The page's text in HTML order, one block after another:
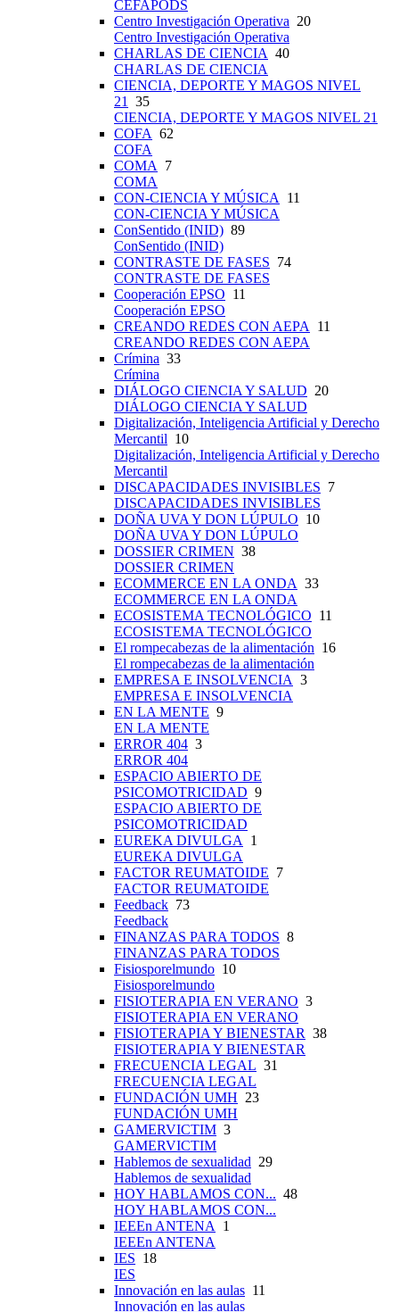
CEFAPODS
Centro Investigación Operativa 20
Centro Investigación Operativa
CHARLAS DE CIENCIA 40
CHARLAS DE CIENCIA
CIENCIA, DEPORTE Y MAGOS NIVEL
21
35
CIENCIA, DEPORTE Y MAGOS NIVEL 21
COFA 62
COFA
COMA
7
COMA
CON-CIENCIA Y MÚSICA
11
CON-CIENCIA Y MÚSICA
ConSentido (INID) 89
ConSentido (INID)
CONTRASTE DE FASES 74
CONTRASTE DE FASES
Cooperación EPSO 11
Cooperación EPSO
CREANDO REDES CON AEPA
11
CREANDO REDES CON AEPA
Crímina 33
Crímina
DIÁLOGO CIENCIA Y SALUD 20
DIÁLOGO CIENCIA Y SALUD
Digitalización, Inteligencia Artificial y Derecho
Mercantil 10
Digitalización, Inteligencia Artificial y Derecho
Mercantil
DISCAPACIDADES INVISIBLES 7
DISCAPACIDADES INVISIBLES
DOÑA UVA Y DON LÚPULO 10
DOÑA UVA Y DON LÚPULO
DOSSIER CRIMEN 38
DOSSIER CRIMEN
ECOMMERCE EN LA ONDA 33
ECOMMERCE EN LA ONDA
ECOSISTEMA TECNOLÓGICO 11
ECOSISTEMA TECNOLÓGICO
El rompecabezas de la alimentación 16
El rompecabezas de la alimentación
EMPRESA E INSOLVENCIA 3
EMPRESA E INSOLVENCIA
EN LA MENTE 9
EN LA MENTE
ERROR 404 3
ERROR 404
ESPACIO ABIERTO DE
PSICOMOTRICIDAD 9
ESPACIO ABIERTO DE
PSICOMOTRICIDAD
EUREKA DIVULGA
1
EUREKA DIVULGA
FACTOR REUMATOIDE 7
FACTOR REUMATOIDE
Feedback 73
Feedback
FINANZAS PARA TODOS 8
FINANZAS PARA TODOS
Fisiosporelmundo 10
Fisiosporelmundo
FISIOTERAPIA EN VERANO 3
FISIOTERAPIA EN VERANO
FISIOTERAPIA Y BIENESTAR 38
FISIOTERAPIA Y BIENESTAR
FRECUENCIA LEGAL 31
FRECUENCIA LEGAL
FUNDACIÓN UMH 23
FUNDACIÓN UMH
GAMERVICTIM 3
GAMERVICTIM
Hablemos de sexualidad 29
Hablemos de sexualidad
HOY HABLAMOS CON... 48
HOY HABLAMOS CON...
IEEEn ANTENA
1
IEEEn ANTENA
IES 18
IES
Innovación en las aulas 11
Innovación en las aulas